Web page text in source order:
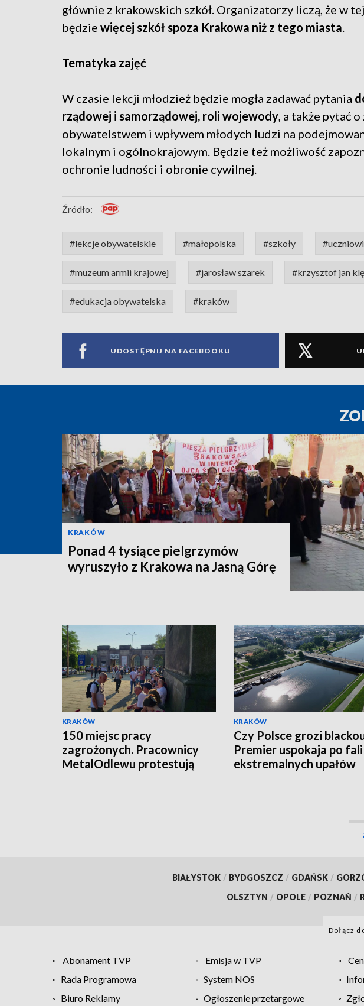
głównie z krakowskich szkół. Organizatorzy liczą, że w
będzie więcej szkół spoza Krakowa niż z tego miasta.
Tematyka zajęć
W czasie lekcji młodzież będzie mogła zadawać pytania
rządowej i samorządowej, roli wojewody, a także pytać
obywatelstwem i wpływem młodych ludzi na
lokalnym i ogólnokrajowym. Będzie też możliwość
ochronie ludności i obronie cywilnej.
Źródło:
#lekcje obywatelskie #małopolska #szkoły
#muzeum armii krajowej #jarosław szarek #krzysztof jan
#edukacja obywatelska #kraków
UDOSTĘPNIJ NA FACEBOOKU
KRAKÓW
Ponad 4 tysiące pielgrzymów
wyruszyło z Krakowa na Jasną Górę
KRAKÓW
150 miejsc pracy
zagrożonych. Pracownicy
MetalOdlewu protestują
KRAKÓW
Czy Polsce grozi
Premier uspokaja po fali
ekstremalnych upałów
BIAŁYSTOK / BYDGOSZCZ / GDAŃSK /
OLSZTYN / OPOLE / POZNAŃ /
Dołącz
Abonament TVP Emisja w TVP
Rada Programowa
System NOS
Biuro Reklamy
Ogłoszenie przetargowe